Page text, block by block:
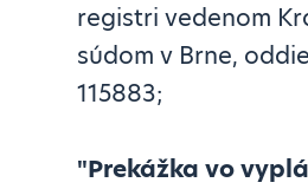
registri vedenom
súdom v Brne,
115883;
"Prekážka vo